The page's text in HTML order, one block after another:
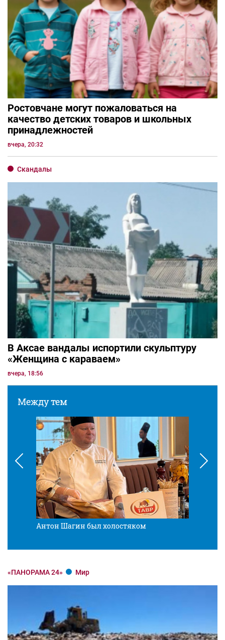
Ростовчане могут пожаловаться на
качество детских товаров и школьных
принадлежностей
вчера, 20:32
Скандалы
В Аксае вандалы испортили скульптуру
«Женщина с караваем»
вчера, 18:56
Между тем
Антон Шагин был холостяком
«ПАНОРАМА 24» Мир